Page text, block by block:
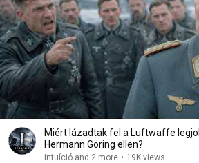
Miért lázadtak fel a Luftwaffe
Hermann Göring ellen?
intuíció and 2 more • 19K views